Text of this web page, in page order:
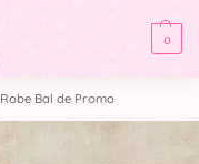
0
Robe Bal de Promo